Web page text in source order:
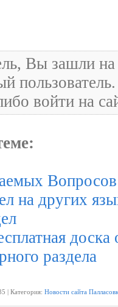
Вы зашли на
войти на
Вопросов
на других
доска
раздела
| Категория: Новости сайта